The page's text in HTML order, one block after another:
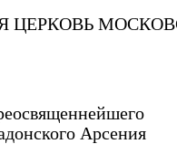
ЦЕРКОВЬ
Арсения